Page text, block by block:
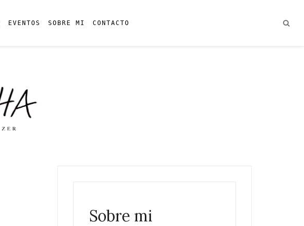
EVENTOS SOBRE MI CONTACTO
Sobre mi